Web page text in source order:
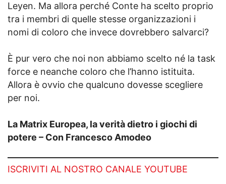
Leyen. Ma allora perché Conte ha scelto proprio
tra i membri di quelle stesse organizzazioni i
nomi di coloro che invece dovrebbero salvarci?
È pur vero che noi non abbiamo scelto né la task
force e neanche coloro che l’hanno istituita.
Allora è ovvio che qualcuno dovesse scegliere
per noi.
La Matrix Europea, la verità dietro i giochi di
potere – Con Francesco Amodeo
ISCRIVITI AL NOSTRO CANALE YOUTUBE